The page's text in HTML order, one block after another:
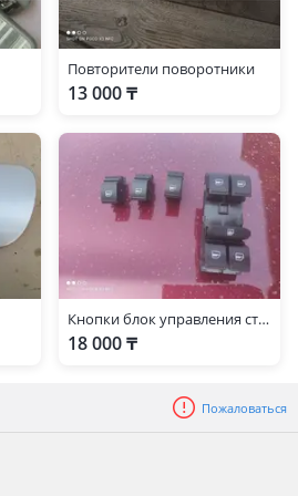
Повторители поворотники
13 000 ₸
Кнопки блок управления стеклоподъёмника
18 000 ₸
Пожаловаться